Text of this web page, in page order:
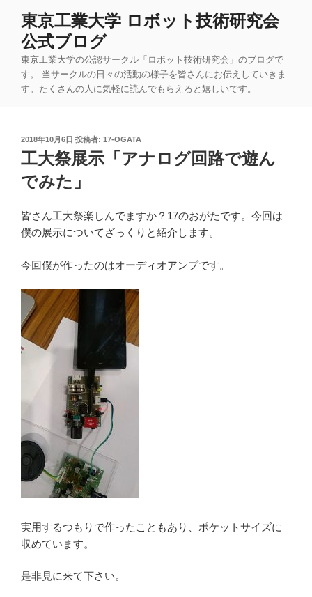
東京工業大学 ロボット技術研究会
公式ブログ
東京工業大学の公認サークル「ロボット技術研究会」のブログで
す。 当サークルの日々の活動の様子を皆さんにお伝えしていきま
す。たくさんの人に気軽に読んでもらえると嬉しいです。
投
稿
日:
2018年10月6日 投稿者: 17-OGATA
工大祭展示「アナログ回路で遊ん
でみた」
皆さん工大祭楽しんでますか？17のおがたです。今回は
僕の展示についてざっくりと紹介します。
今回僕が作ったのはオーディオアンプです。
実用するつもりで作ったこともあり、ポケットサイズに
収めています。
是非見に来て下さい。